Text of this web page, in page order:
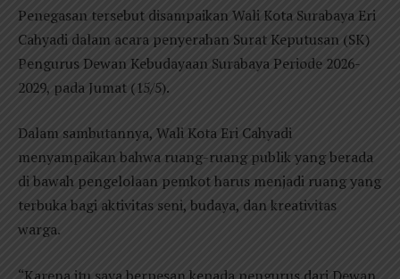
Penegasan tersebut disampaikan Wali Kota Surabaya Eri
Cahyadi dalam acara penyerahan Surat Keputusan (SK)
Pengurus Dewan Kebudayaan Surabaya Periode 2026-
2029, pada Jumat (15/5).
Dalam sambutannya, Wali Kota Eri Cahyadi
menyampaikan bahwa ruang-ruang publik yang berada
di bawah pengelolaan pemkot harus menjadi ruang yang
terbuka bagi aktivitas seni, budaya, dan kreativitas
warga.